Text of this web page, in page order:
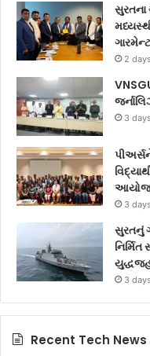
સુરતના
2
3
3
સુરતનું
3
Recent Tech News